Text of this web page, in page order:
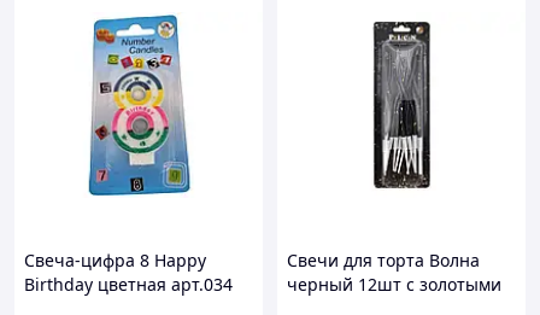
Свеча-цифра 8 Happy
Birthday цветная арт.034
Свечи для торта Волна
черный 12шт с золотыми